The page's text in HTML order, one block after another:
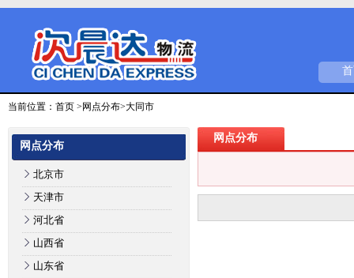
当前位置： 首页 > 网点分布>大同市
网点分布
北京市
天津市
河北省
山西省
山东省
网点分布